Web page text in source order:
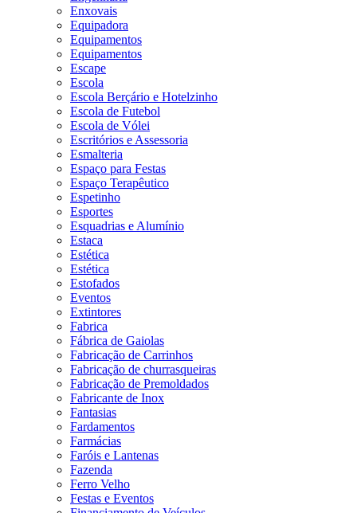
Enxovais
Equipadora
Equipamentos
Equipamentos
Escape
Escola
Escola Berçário e Hotelzinho
Escola de Futebol
Escola de Vólei
Escritórios e Assessoria
Esmalteria
Espaço para Festas
Espaço Terapêutico
Espetinho
Esportes
Esquadrias e Alumínio
Estaca
Estética
Estética
Estofados
Eventos
Extintores
Fabrica
Fábrica de Gaiolas
Fabricação de Carrinhos
Fabricação de churrasqueiras
Fabricação de Premoldados
Fabricante de Inox
Fantasias
Fardamentos
Farmácias
Faróis e Lantenas
Fazenda
Ferro Velho
Festas e Eventos